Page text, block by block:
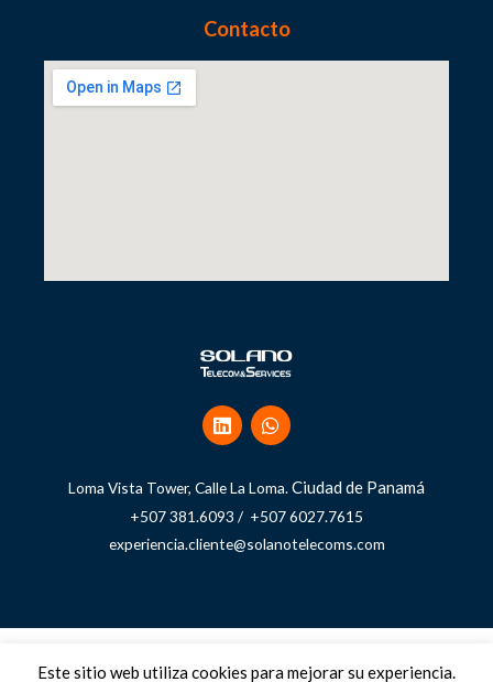
Contacto
Loma Vista Tower, Calle La Loma.Ciudad de Panamá
+507 381.6093 / +507 6027.7615
experiencia.cliente@solanotelecoms.com
Este sitio web utiliza cookies para mejorar su experiencia.